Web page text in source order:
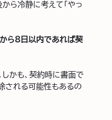
ら冷静に考えて「やっ
ら8日以内であれば契
しかも、契約時に書面で
される可能性もあるの